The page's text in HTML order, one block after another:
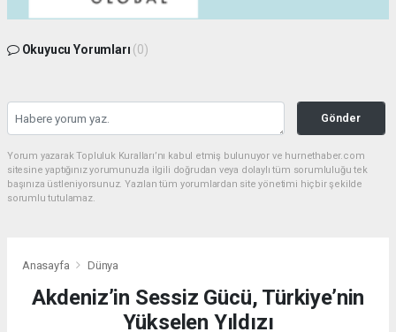
Okuyucu Yorumları (0)
Gönder
Yorum yazarak Topluluk Kuralları’nı kabul etmiş bulunuyor ve hurnethaber.com
sitesine yaptığınız yorumunuzla ilgili doğrudan veya dolaylı tüm sorumluluğu tek
başınıza üstleniyorsunuz. Yazılan tüm yorumlardan site yönetimi hiçbir şekilde
sorumlu tutulamaz.
Anasayfa Dünya
Akdeniz’in Sessiz Gücü, Türkiye’nin
Yükselen Yıldızı